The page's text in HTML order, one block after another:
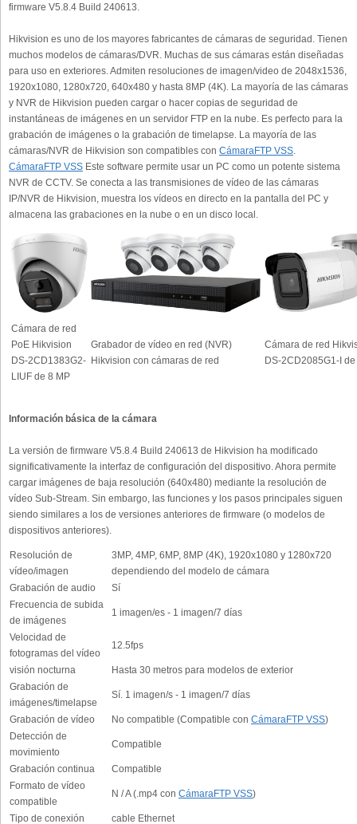
firmware V5.8.4 Build 240613.
Hikvision es uno de los mayores fabricantes de cámaras de seguridad. Tienen
muchos modelos de cámaras/DVR. Muchas de sus cámaras están diseñadas
para uso en exteriores. Admiten resoluciones de imagen/video de 2048x1536,
1920x1080, 1280x720, 640x480 y hasta 8MP (4K). La mayoría de las cámaras
y NVR de Hikvision pueden cargar o hacer copias de seguridad de
instantáneas de imágenes en un servidor FTP en la nube. Es perfecto para la
grabación de imágenes o la grabación de timelapse. La mayoría de las
cámaras/NVR de Hikvision son compatibles con CámaraFTP VSS.
CámaraFTP VSS Este software permite usar un PC como un potente sistema
NVR de CCTV. Se conecta a las transmisiones de vídeo de las cámaras
IP/NVR de Hikvision, muestra los vídeos en directo en la pantalla del PC y
almacena las grabaciones en la nube o en un disco local.
Cámara de red
PoE Hikvision
DS-2CD1383G2-
LIUF de 8 MP
Grabador de vídeo en red (NVR)
Hikvision con cámaras de red
Cámara de red
DS-2CD2085G1-I de
Información básica de la cámara
La versión de firmware V5.8.4 Build 240613 de Hikvision ha modificado
significativamente la interfaz de configuración del dispositivo. Ahora permite
cargar imágenes de baja resolución (640x480) mediante la resolución de
vídeo Sub-Stream. Sin embargo, las funciones y los pasos principales siguen
siendo similares a los de versiones anteriores de firmware (o modelos de
dispositivos anteriores).
Resolución de
vídeo/imagen
3MP, 4MP, 6MP, 8MP (4K), 1920x1080 y 1280x720
dependiendo del modelo de cámara
Grabación de audio
Sí
Frecuencia de subida
de imágenes
1 imagen/es - 1 imagen/7 días
Velocidad de
fotogramas del vídeo
12.5fps
visión nocturna
Hasta 30 metros para modelos de exterior
Grabación de
imágenes/timelapse
Sí. 1 imagen/s - 1 imagen/7 días
Grabación de vídeo No compatible (Compatible con CámaraFTP VSS)
Detección de
movimiento
Compatible
Grabación continua
Compatible
Formato de vídeo
compatible
N / A (.mp4 con CámaraFTP VSS)
Tipo de conexión
cable Ethernet